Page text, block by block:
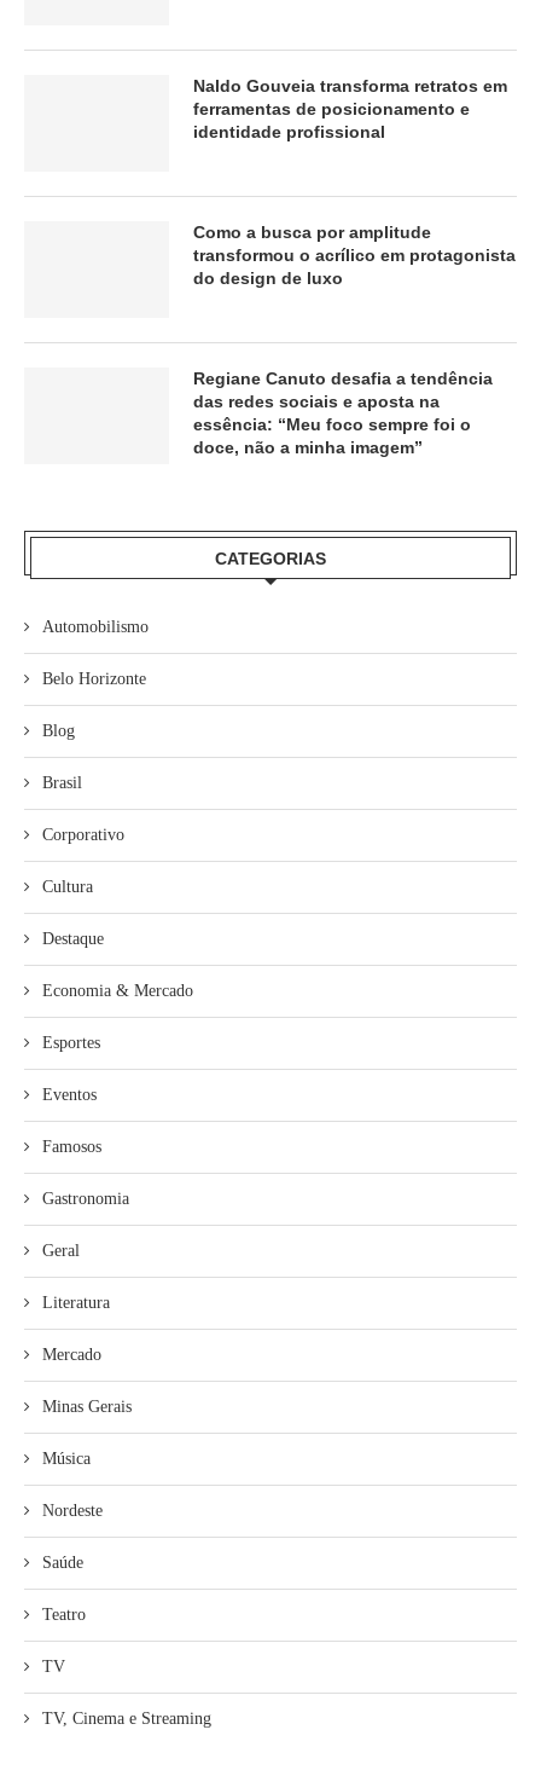
Naldo Gouveia transforma retratos em
ferramentas de posicionamento e
identidade profissional
Como a busca por amplitude
transformou o acrílico em protagonista
do design de luxo
Regiane Canuto desafia a tendência
das redes sociais e aposta na
essência: “Meu foco sempre foi o
doce, não a minha imagem”
CATEGORIAS
Automobilismo
Belo Horizonte
Blog
Brasil
Corporativo
Cultura
Destaque
Economia & Mercado
Esportes
Eventos
Famosos
Gastronomia
Geral
Literatura
Mercado
Minas Gerais
Música
Nordeste
Saúde
Teatro
TV
TV, Cinema e Streaming